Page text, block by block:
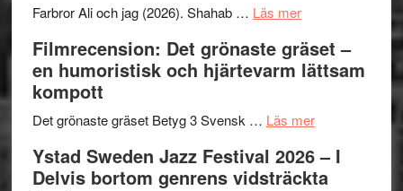
presenterar
nya
titlar
årets
Farbror Ali och jag (2026). Shahab … Läs merom
Shahab
Mehrabi
Filmstadens
stipendium
Filmrecension: Det grönaste gräset –
en humoristisk och hjärtevarm lättsam
kompott
Det grönaste gräset Betyg 3 Svensk … Läs merom
Det
grönaste
Ystad Sweden Jazz Festival 2026 – I
Delvis bortom genrens vidsträckta